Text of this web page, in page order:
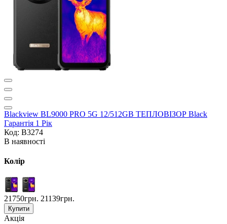
Blackview BL9000 PRO 5G 12/512GB ТЕПЛОВІЗОР Black
Гарантія 1 Рік
Код: B3274
В наявності
Колір
21750грн. 21139грн.
Купити
Акція